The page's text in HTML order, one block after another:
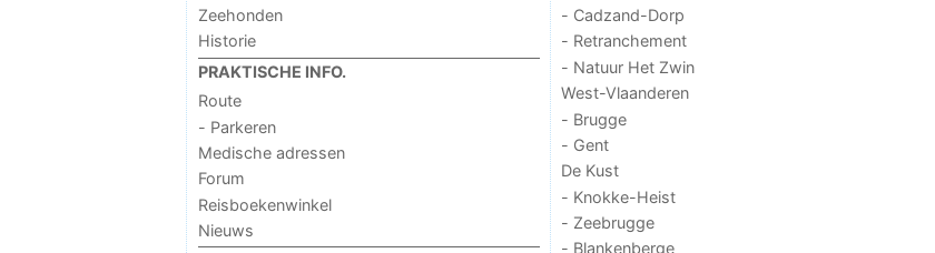
Zeehonden
Historie
PRAKTISCHE INFO.
Route
- Parkeren
Medische adressen
Forum
Reisboekenwinkel
Nieuws
- Cadzand-Dorp
- Retranchement
- Natuur Het Zwin
West-Vlaanderen
- Brugge
- Gent
De Kust
- Knokke-Heist
- Zeebrugge
- Blankenberge